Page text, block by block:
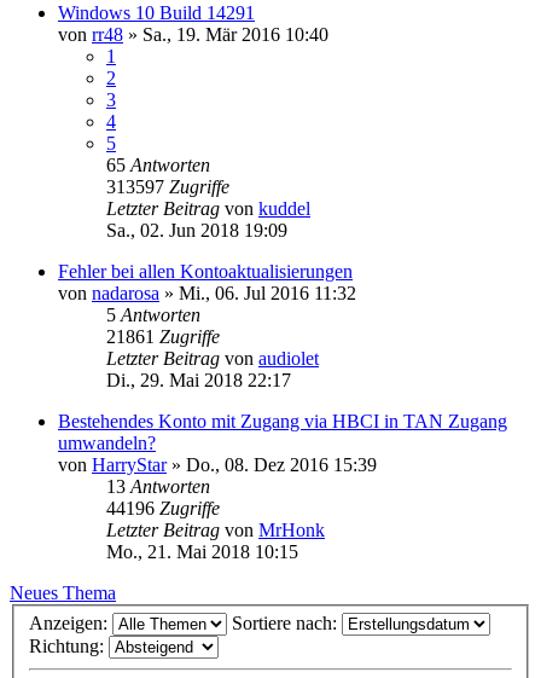
Windows 10 Build 14291
von rr48 » Sa., 19. Mär 2016 10:40
1
2
3
4
5
65 Antworten
313597 Zugriffe
Letzter Beitrag von kuddel
Sa., 02. Jun 2018 19:09
Fehler bei allen Kontoaktualisierungen
von nadarosa » Mi., 06. Jul 2016 11:32
5 Antworten
21861 Zugriffe
Letzter Beitrag von audiolet
Di., 29. Mai 2018 22:17
Bestehendes Konto mit Zugang via HBCI in TAN Zugang
umwandeln?
von HarryStar» Do., 08. Dez 2016 15:39
13 Antworten
44196 Zugriffe
Letzter Beitrag von MrHonk
Mo., 21. Mai 2018 10:15
Neues Thema
Anzeigen:
Sortiere nach:
Richtung: